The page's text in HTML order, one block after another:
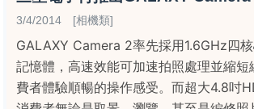
3/4/2014 [相機類]
GALAXY Camera 2率先採用1.6GHz四
記憶體，高速效能可加速拍照處理並縮短
費者體驗順暢的操作感受。而超大4.8吋